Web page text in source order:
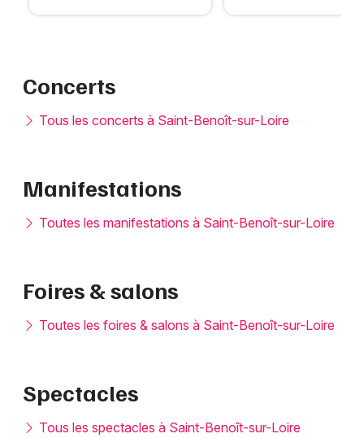
Concerts
Tous les concerts à Saint-Benoît-sur-Loire
Manifestations
Toutes les manifestations à Saint-Benoît-sur-Loire
Foires & salons
Toutes les foires & salons à Saint-Benoît-sur-Loire
Spectacles
Tous les spectacles à Saint-Benoît-sur-Loire